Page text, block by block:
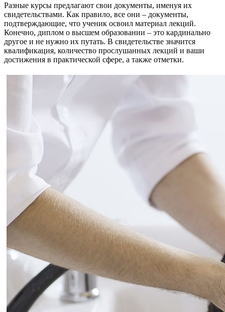
Разные курсы предлагают свои документы, именуя их
свидетельствами. Как правило, все они – документы,
подтверждающие, что ученик освоил материал лекций.
Конечно, диплом о высшем образовании – это кардинально
другое и не нужно их путать. В свидетельстве значится
квалификация, количество прослушанных лекций и ваши
достижения в практической сфере, а также отметки.